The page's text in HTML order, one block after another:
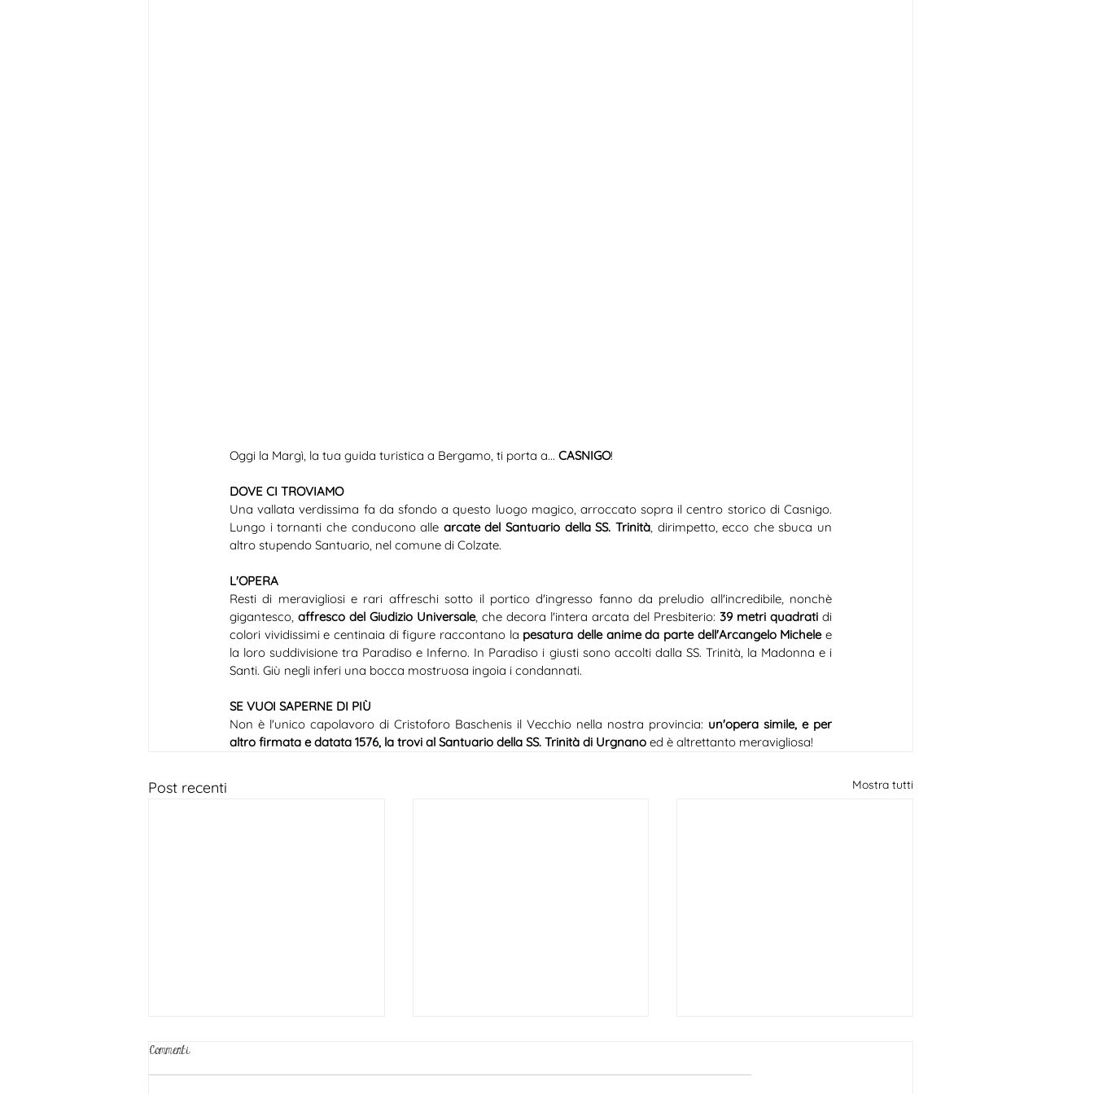
Oggi la Margì, la tua guida turistica a Bergamo, ti porta a... CASNIGO!
DOVE CI TROVIAMO
Una vallata verdissima fa da sfondo a questo luogo magico, arroccato sopra il centro storico di Casnigo.
Lungo i tornanti che conducono alle arcate del Santuario della SS. Trinità, dirimpetto, ecco che sbuca un
altro stupendo Santuario, nel comune di Colzate.
L'OPERA
Resti di meravigliosi e rari affreschi sotto il portico d'ingresso fanno da preludio all'incredibile, nonchè
gigantesco, affresco del Giudizio Universale, che decora l'intera arcata del Presbiterio: 39 metri quadrati di
colori vividissimi e centinaia di figure raccontano la pesatura delle anime da parte dell'Arcangelo Michele e
la loro suddivisione tra Paradiso e Inferno. In Paradiso i giusti sono accolti dalla SS. Trinità, la Madonna e i
Santi. Giù negli inferi una bocca mostruosa ingoia i condannati.
SE VUOI SAPERNE DI PIÙ
Non è l'unico capolavoro di Cristoforo Baschenis il Vecchio nella nostra provincia: un'opera simile, e per
altro firmata e datata 1576, la trovi al Santuario della SS. Trinità di Urgnano ed è altrettanto meravigliosa!
Post recenti Mostra tutti
Commenti